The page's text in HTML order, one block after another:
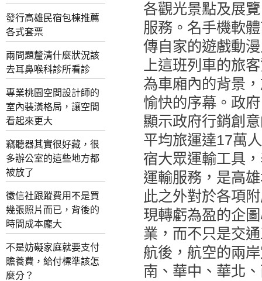
發行高雄民宿包棟推薦
各式套票
兩問題釐清什麼狀況該
去耳鼻喉科診所看診
專業桃園空間設計師的
室內裝潢格局，讓空間
看起來更大
竊聽器其實很好藏，很
多辦公室的這些地方都
被放了
徵信社跟蹤費用不是買
幾張照片而已，背後的
時間成本龐大
不是妨礙家庭就要支付
贍養費，給付標準該怎
麼分？
各觀光景點及展
服務。​名手機軟
傳自家的遊戲動
上這班列車的旅
為車廂內的背景
愉快的序幕。政
顯示政府行銷創
平均旅運達17萬
宿大眾運輸工具
運輸服務，是高
此之外對於各項
現轉虧為盈的企
業，而不只是交
航後，航空的兩
南、華中、華北